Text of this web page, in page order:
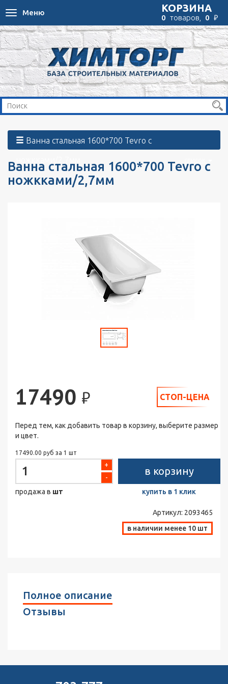
Toggle
navigation
Меню КОРЗИНА
0 товаров, 0 ₽
Ванна стальная 1600*700 Tevro с
ножкками/2,7мм
17490 ₽ СТОП-ЦЕНА
Перед тем, как добавить товар в корзину, выберите размер
и цвет.
17490.00 руб за 1 шт
-
+
продажа в шт
в корзину
купить в 1 клик
Артикул: 2093465
в наличии менее 10 шт
Полное описание
Отзывы